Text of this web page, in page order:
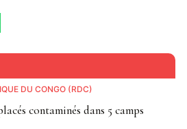
DU CONGO (RDC)
contaminés dans 5 camps